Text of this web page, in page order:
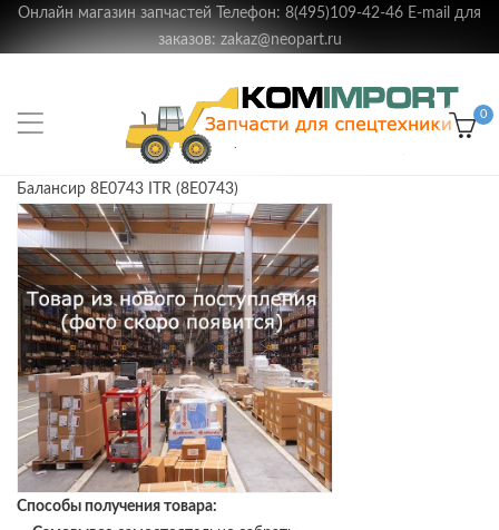
Онлайн магазин запчастей Телефон: 8(495)109-42-46 E-mail для
заказов: zakaz@neopart.ru
0
Балансир 8E0743 ITR (8E0743)
Способы получения товара: